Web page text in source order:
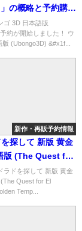
の概略と予約購入
紹介！
ゴ 3D 日本語版
約が開始しました！ ウ
(Ubongo3D) &#x1f...
新作・再販予約情報
を探して 新版 黄金
版 (The Quest for
The Golden
略と予約購入可
ラドを探して 新版 黄金
Quest for El
Temp...